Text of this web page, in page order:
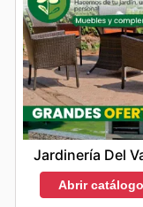
Jardinería Del
Abrir catálogo